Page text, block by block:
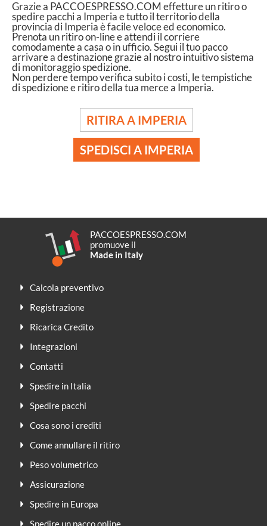
Grazie a PACCOESPRESSO.COM effetture un ritiro o
spedire pacchi a Imperia e tutto il territorio della
provincia di Imperia è facile veloce ed economico.
Prenota un ritiro on-line e attendi il corriere
comodamente a casa o in ufficio. Segui il tuo pacco
arrivare a destinazione grazie al nostro intuitivo sistema
di monitoraggio spedizione.
Non perdere tempo verifica subito i costi, le tempistiche
di spedizione e ritiro della tua merce a Imperia.
RITIRA A IMPERIA
SPEDISCI A IMPERIA
PACCOESPRESSO.COM
promuove il
Made in Italy
Calcola preventivo
Registrazione
Ricarica Credito
Integrazioni
Contatti
Spedire in Italia
Spedire pacchi
Cosa sono i crediti
Come annullare il ritiro
Peso volumetrico
Assicurazione
Spedire in Europa
Spedire un pacco online